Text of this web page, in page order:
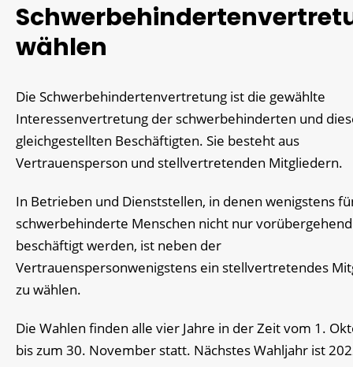
wählen
Die Schwerbehindertenvertretung ist die gewählte
Interessenvertretung der schwerbehinderten und
gleichgestellten Beschäftigten. Sie besteht aus
Vertrauensperson und stellvertretenden Mitgliedern.
In Betrieben und Dienststellen, in denen wenigstens
schwerbehinderte Menschen nicht nur vorübergehend
beschäftigt werden, ist neben der
Vertrauenspersonwenigstens ein stellvertretendes
zu wählen.
Die Wahlen finden alle vier Jahre in der Zeit vom 1.
bis zum 30. November statt. Nächstes Wahljahr ist